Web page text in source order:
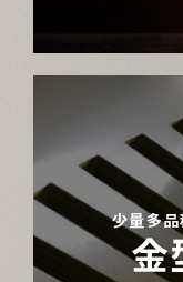
少量多
金